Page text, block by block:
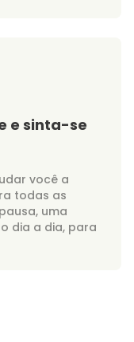
e sinta-se
você a
todas as
uma
dia a dia, para